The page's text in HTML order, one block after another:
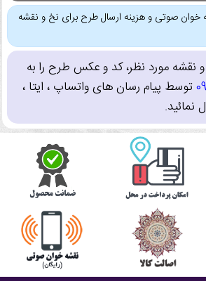
خوان صوتی و هزینه ارسال طرح برای نخ و نقشه
نقشه مورد نظر، کد و عکس طرح را به
توسط پیام رسان های واتساپ ، ایتا ،
نمائید.